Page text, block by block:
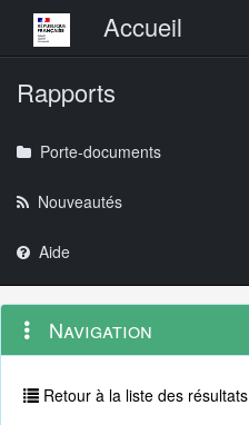
Menu principalAccueil
Rapports
Porte-documents
Nouveautés
Aide
Navigation
outils
Menu
contextuel
Navigation
Retour à la liste des résultats